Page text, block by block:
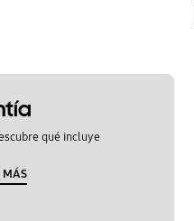
qué incluye
MÁS